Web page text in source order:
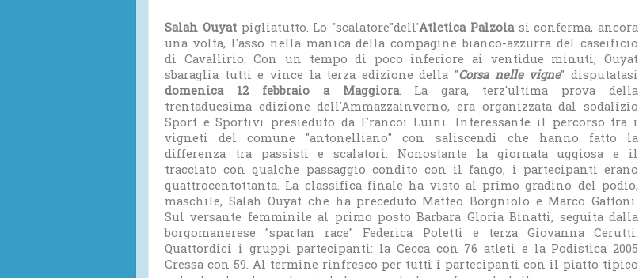
Salah Ouyatpigliatutto. Lo "scalatore"dell'Atletica Palzolasi conferma, ancora
una volta, l'asso nella manica della compagine bianco-azzurra del caseificio
di Cavallirio. Con un tempo di poco inferiore ai ventidue minuti, Ouyat
sbaraglia tutti e vince la terza edizione della "Corsa nelle vigne" disputatasi
domenica 12 febbraio a Maggiora. La gara, terz'ultima prova della
trentaduesima edizione dell'Ammazzainverno, era organizzata dal sodalizio
Sport e Sportivi presieduto da Francoi Luini. Interessante il percorso tra i
vigneti del comune "antonelliano" con saliscendi che hanno fatto la
differenza tra passisti e scalatori. Nonostante la giornata uggiosa e il
tracciato con qualche passaggio condito con il fango, i partecipanti erano
quattrocentottanta. La classifica finale ha visto al primo gradino del podio,
maschile, Salah Ouyat che ha preceduto Matteo Borgniolo e Marco Gattoni.
Sul versante femminile al primo posto Barbara Gloria Binatti, seguita dalla
borgomanerese "spartan race" Federica Poletti e terza Giovanna Cerutti.
Quattordici i gruppi partecipanti: la Cecca con 76 atleti e la Podistica 2005
Cressa con 59. Al termine rinfresco per tutti i partecipanti con il piatto tipico